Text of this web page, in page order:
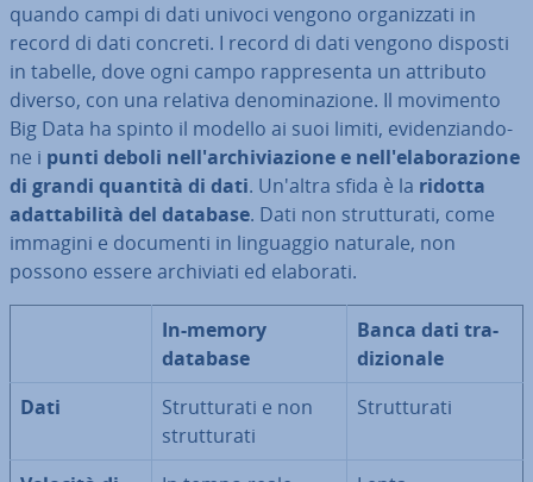
quando campi di dati univoci vengono or­ga­niz­za­ti in
record di dati concreti. I record di dati vengono disposti
in tabelle, dove ogni campo rap­pre­sen­ta un attributo
diverso, con una relativa de­no­mi­na­zio­ne. Il movimento
Big Data ha spinto il modello ai suoi limiti, evi­den­zian­do­
ne i punti deboli nel­l'ar­chi­via­zio­ne e nel­l'e­la­bo­ra­zio­ne
di grandi quantità di dati. Un'altra sfida è la ridotta
adat­ta­bi­li­tà del database. Dati non strut­tu­ra­ti, come
immagini e documenti in lin­guag­gio naturale, non
possono essere ar­chi­via­ti ed elaborati.
In-memory
database
Banca dati tra­
di­zio­na­le
Dati
Strut­tu­ra­ti e non
strut­tu­ra­ti
Strut­tu­ra­ti